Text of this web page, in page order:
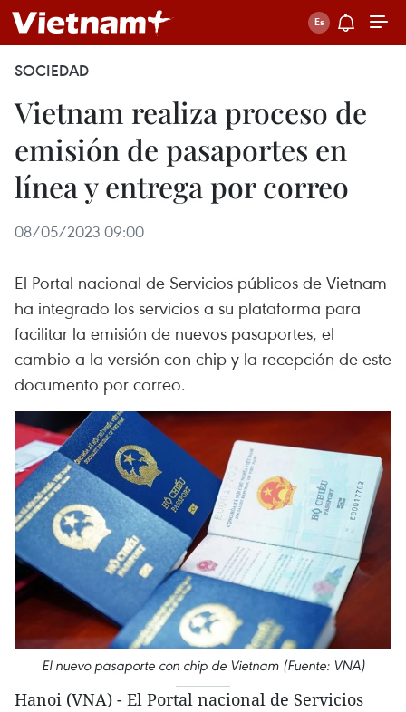
SOCIEDAD
Vietnam realiza proceso de
emisión de pasaportes en
línea y entrega por correo
08/05/2023 09:00
El Portal nacional de Servicios públicos de Vietnam
ha integrado los servicios a su plataforma para
facilitar la emisión de nuevos pasaportes, el
cambio a la versión con chip y la recepción de este
documento por correo.
El nuevo pasaporte con chip de Vietnam (Fuente: VNA)
Hanoi (VNA) - El Portal nacional de Servicios